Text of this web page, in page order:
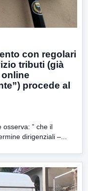
con regolari
tributi (già
procede al
osserva: ” che il
dirigenziali –...